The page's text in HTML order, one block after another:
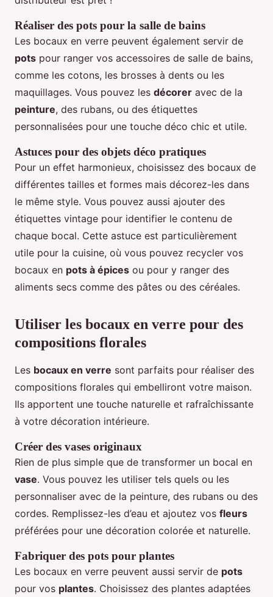
Réaliser des pots pour la salle de bains
Les bocaux en verre peuvent également servir de
pots pour ranger vos accessoires de salle de bains,
comme les cotons, les brosses à dents ou les
maquillages. Vous pouvez les décorer avec de la
peinture, des rubans, ou des étiquettes
personnalisées pour une touche déco chic et utile.
Astuces pour des objets déco pratiques
Pour un effet harmonieux, choisissez des bocaux de
différentes tailles et formes mais décorez-les dans
le même style. Vous pouvez aussi ajouter des
étiquettes vintage pour identifier le contenu de
chaque bocal. Cette astuce est particulièrement
utile pour la cuisine, où vous pouvez recycler vos
bocaux en pots à épices ou pour y ranger des
aliments secs comme des pâtes ou des céréales.
Utiliser les bocaux en verre pour des
compositions florales
Les bocaux en verre sont parfaits pour réaliser des
compositions florales qui embelliront votre maison.
Ils apportent une touche naturelle et rafraîchissante
à votre décoration intérieure.
Créer des vases originaux
Rien de plus simple que de transformer un bocal en
vase. Vous pouvez les utiliser tels quels ou les
personnaliser avec de la peinture, des rubans ou des
cordes. Remplissez-les d’eau et ajoutez vos fleurs
préférées pour une décoration colorée et naturelle.
Fabriquer des pots pour plantes
Les bocaux en verre peuvent aussi servir de pots
pour vos plantes. Choisissez des plantes adaptées